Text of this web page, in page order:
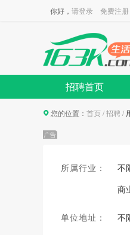
你好， 请登录 免费注册
招聘首页
您的位置： 首页/招聘/
所属行业： 不
商
单位地址： 不